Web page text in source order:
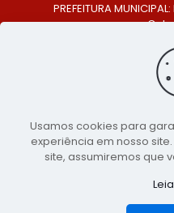
PREFEITURA
Centro, São Bento do
E-MAIL:
Copyright 2021-2026 -
Prefeitura de
publicidade
Usamos cookies para
experiência em nosso
site, assumiremos que